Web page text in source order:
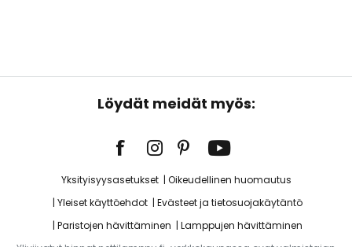
Löydät meidät myös:
Yksityisyysasetukset
Oikeudellinen huomautus
Yleiset käyttöehdot
Evästeet ja tietosuojakäytäntö
Paristojen hävittäminen
Lamppujen hävittäminen